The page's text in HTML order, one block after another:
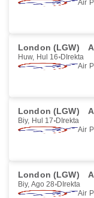
Air
London (LGW)
Huw, Hul 16 DIrekta
Air
London (LGW)
Biy, Hul 17 DIrekta
Air
London (LGW)
Biy, Ago 28 DIrekta
Air